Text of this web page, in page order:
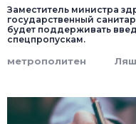
Заместитель министра
государственный
будет поддерживать
спецпропускам.
метрополитен